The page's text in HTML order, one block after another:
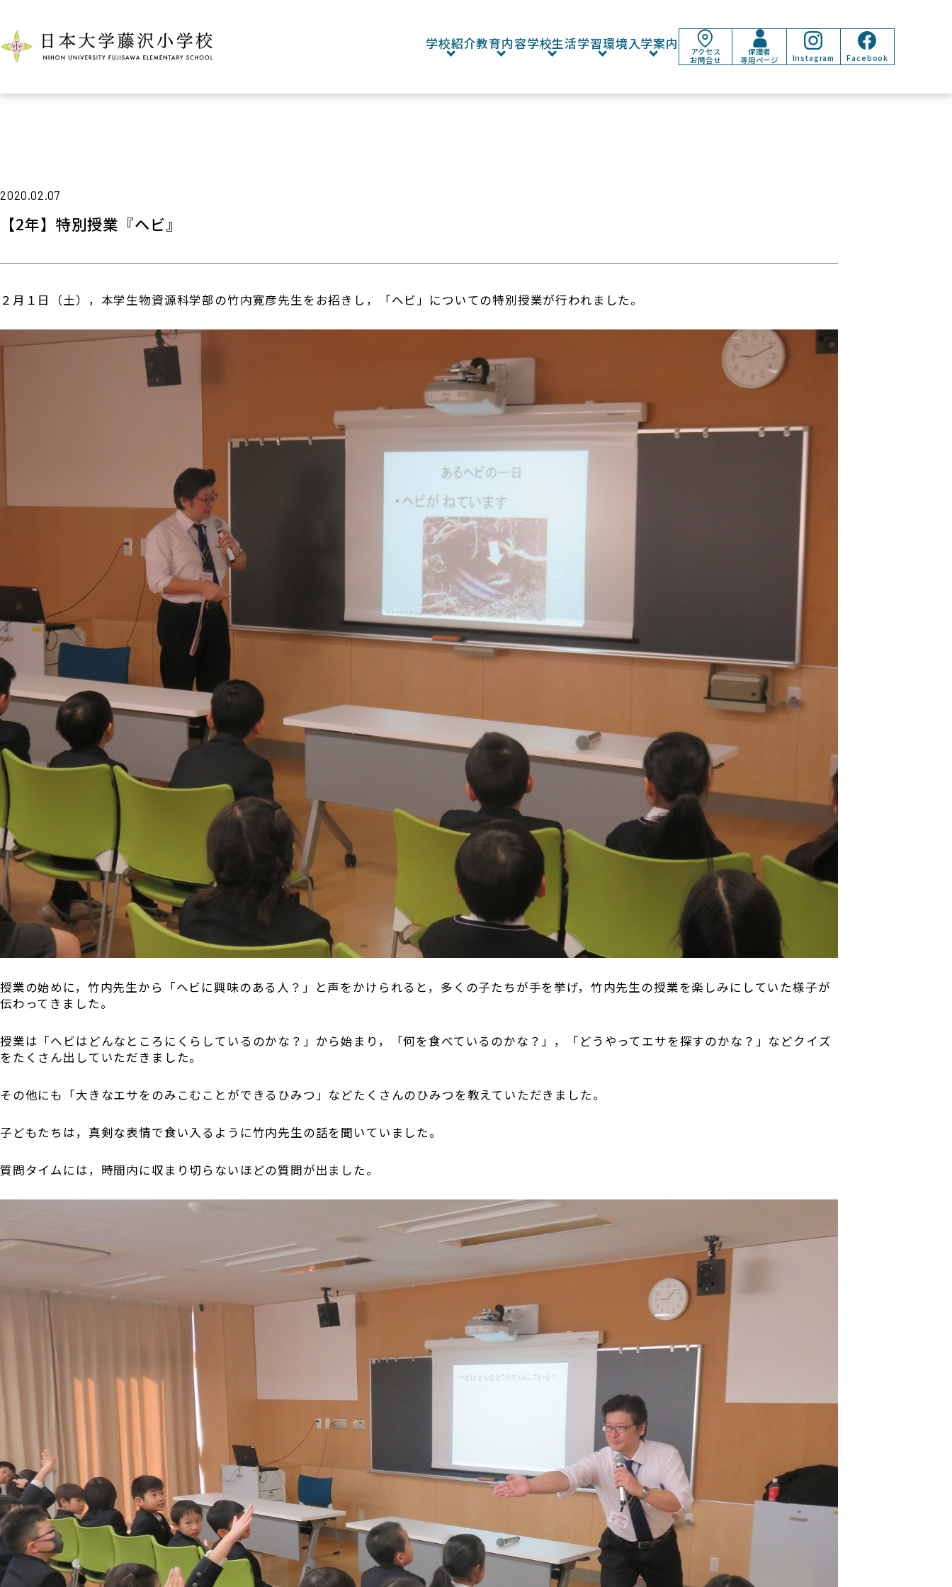
学校紹介教育内容学校生活学習環境入学案内
アクセス
お問合せ
保護者
専用ページ
Instagram Facebook
2020.02.07
【2年】特別授業『ヘビ』
２月１日（土），本学生物資源科学部の竹内寛彦先生をお招きし，「ヘビ」についての特別授業が行われました。
授業の始めに，竹内先生から「ヘビに興味のある人？」と声をかけられると，多くの子たちが手を挙げ，竹内先生の授業を楽しみにしていた様子が
伝わってきました。
授業は「ヘビはどんなところにくらしているのかな？」から始まり，「何を食べているのかな？」，「どうやってエサを探すのかな？」などクイズ
をたくさん出していただきました。
その他にも「大きなエサをのみこむことができるひみつ」などたくさんのひみつを教えていただきました。
子どもたちは，真剣な表情で食い入るように竹内先生の話を聞いていました。
質問タイムには，時間内に収まり切らないほどの質問が出ました。